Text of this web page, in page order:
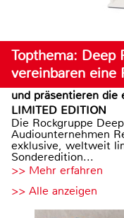
Topthema: Deep
vereinbaren eine
und präsentieren die
LIMITED EDITION
Die Rockgruppe
Audiounternehmen
exklusive, weltweit
Sonderedition...
>> Mehr erfahren
>> Alle anzeigen